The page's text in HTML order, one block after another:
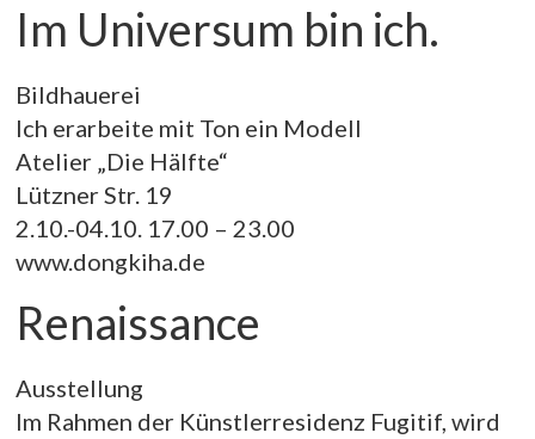
Im Universum bin ich.
Bildhauerei
Ich erarbeite mit Ton ein Modell
Atelier „Die Hälfte“
Lützner Str. 19
2.10.-04.10. 17.00 – 23.00
www.dongkiha.de
Renaissance
Ausstellung
Im Rahmen der Künstlerresidenz Fugitif, wird